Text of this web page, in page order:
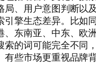
局、用户意图判断以
引擎生态差异。比如
、东南亚、中东、欧
索的词可能完全不同
些市场更重视品牌